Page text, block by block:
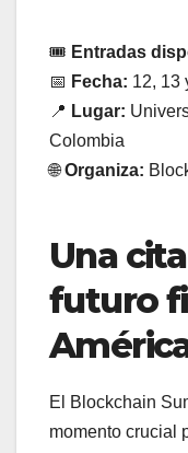
🎟️ Entradas
📅 Fecha: 12, 13
📍 Lugar:
Colombia
🌐Organiza:
Una
futuro
El Blockchain
momento crucial